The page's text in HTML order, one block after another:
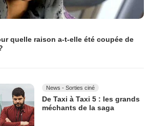
quelle raison a-t-elle été coupée de
News - Sorties ciné
De Taxi à Taxi 5 : les grands
méchants de la saga